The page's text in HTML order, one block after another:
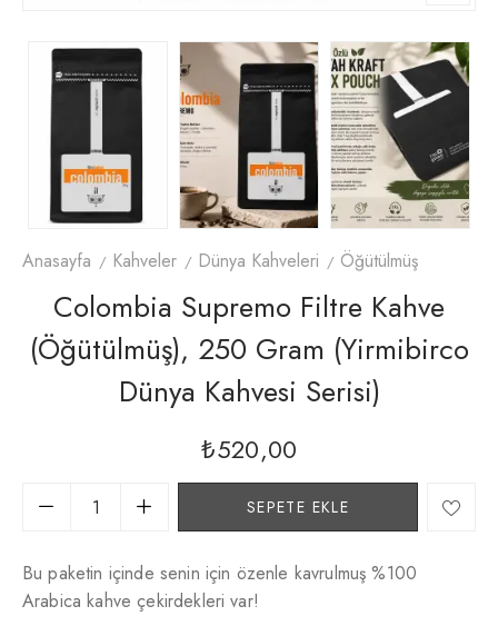
Anasayfa Kahveler Dünya Kahveleri Öğütülmüş
Colombia Supremo Filtre Kahve
(Öğütülmüş), 250 Gram (Yirmibirco
Dünya Kahvesi Serisi)
₺520,00
SEPETE EKLE
Bu paketin içinde senin için özenle kavrulmuş %100
Arabica kahve çekirdekleri var!